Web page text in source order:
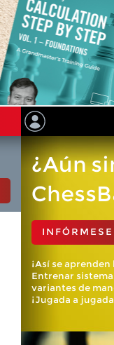
¿Aún
¡Así se
Entrenar
variantes de
¡Jugada a